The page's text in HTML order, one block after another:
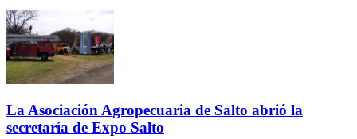
La Asociación Agropecuaria de Salto abrió la
secretaría de Expo Salto